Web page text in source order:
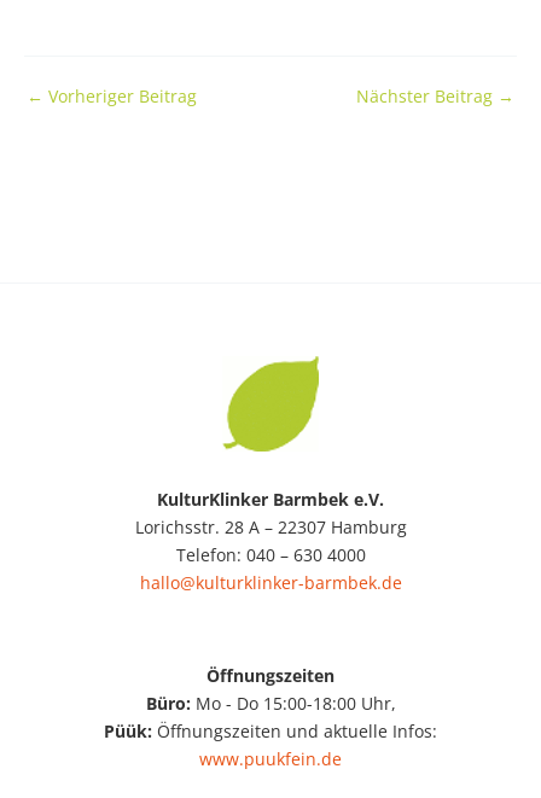
← Vorheriger Beitrag Nächster Beitrag →
KulturKlinker Barmbek e.V.
Lorichsstr. 28 A – 22307 Hamburg
Telefon: 040 – 630 4000
hallo@kulturklinker-barmbek.de
Öffnungszeiten
Büro: Mo - Do 15:00-18:00 Uhr,
Püük: Öffnungszeiten und aktuelle Infos:
www.puukfein.de